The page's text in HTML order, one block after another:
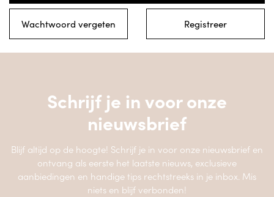
Wachtwoord vergeten Registreer
Schrijf je in voor onze
nieuwsbrief
Blijf altijd op de hoogte! Schrijf je in voor onze nieuwsbrief en
ontvang als eerste het laatste nieuws, exclusieve
aanbiedingen en handige tips rechtstreeks in je inbox. Mis
niets en blijf verbonden!